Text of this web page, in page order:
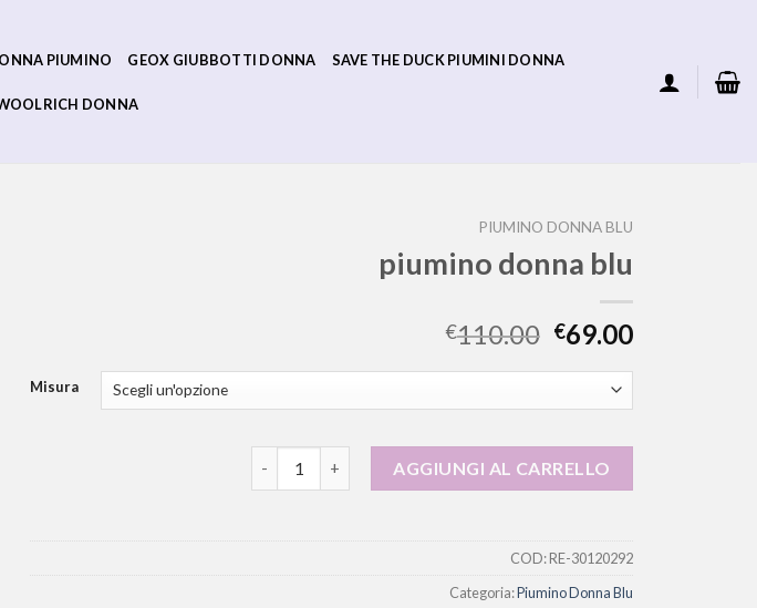
PIUMINO GEOX GIUBBOTTI DONNA SAVE THE DUCK PIUMINI DONNA
DONNA
PIUMINO DONNA BLU
piumino donna blu
€110.00 €69.00
Misura
AGGIUNGI AL CARRELLO
COD:RE-30120292
Categoria:Piumino Donna Blu